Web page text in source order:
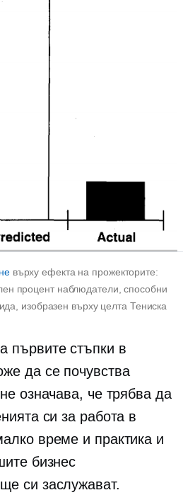
върху ефекта на прожекторите:
процент наблюдатели, способни
изобразен върху целта Тениска
първите стъпки в
да се почувства
означава, че трябва да
си за работа в
време и практика и
бизнес
си заслужават.